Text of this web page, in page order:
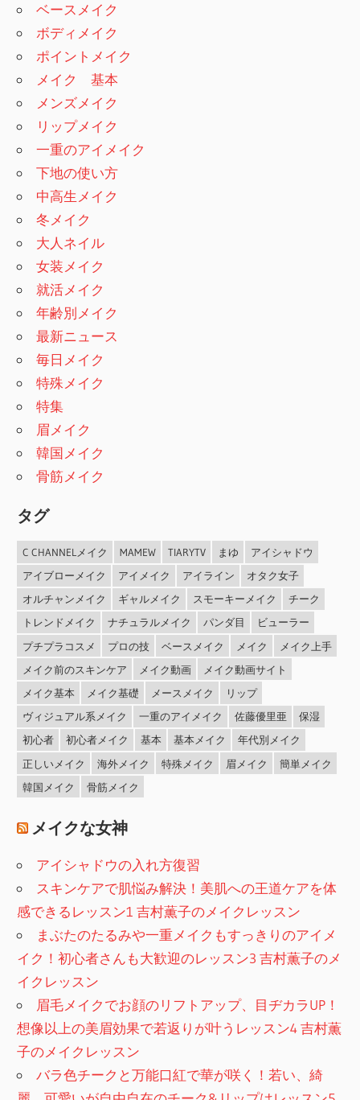
ベースメイク
ボディメイク
ポイントメイク
メイク 基本
メンズメイク
リップメイク
一重のアイメイク
下地の使い方
中高生メイク
冬メイク
大人ネイル
女装メイク
就活メイク
年齢別メイク
最新ニュース
毎日メイク
特殊メイク
特集
眉メイク
韓国メイク
骨筋メイク
タグ
C CHANNELメイク MAMEW TIARYTV まゆ
アイシャドウ
アイブローメイク
アイメイク アイライン
オタク女子
オルチャンメイク
ギャルメイク スモーキーメイク
チーク
トレンドメイク
ナチュラルメイク パンダ目
ビューラー
プチプラコスメ
プロの技 ベースメイク メイク
メイク上手
メイク前のスキンケア
メイク動画
メイク動画サイト
メイク基本
メイク基礎 メースメイク
リップ
ヴィジュアル系メイク
一重のアイメイク 佐藤優里亜
保湿
初心者
初心者メイク 基本 基本メイク
年代別メイク
正しいメイク
海外メイク 特殊メイク 眉メイク
簡単メイク
韓国メイク
骨筋メイク
メイクな女神
アイシャドウの入れ方復習
スキンケアで肌悩み解決！美肌への王道ケアを体
感できるレッスン1 吉村薫子のメイクレッスン
まぶたのたるみや一重メイクもすっきりのアイメ
イク！初心者さんも大歓迎のレッスン3 吉村薫子のメ
イクレッスン
眉毛メイクでお顔のリフトアップ、目ヂカラUP！
想像以上の美眉効果で若返りが叶うレッスン4 吉村薫
子のメイクレッスン
バラ色チークと万能口紅で華が咲く！若い、綺